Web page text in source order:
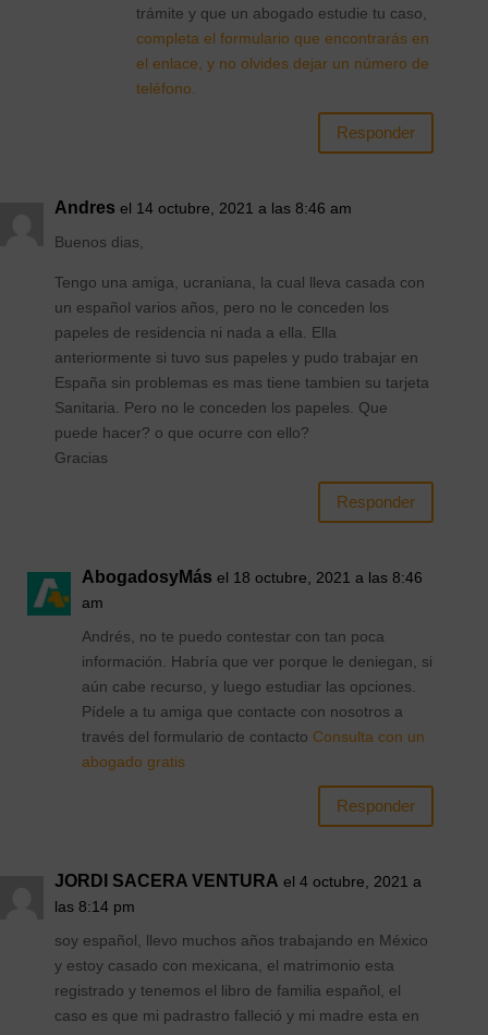
trámite y que un abogado estudie tu caso,
completa el formulario que encontrarás en
el enlace, y no olvides dejar un número de
teléfono.
Responder
Andres el 14 octubre, 2021 a las 8:46 am
Buenos dias,
Tengo una amiga, ucraniana, la cual lleva casada con
un español varios años, pero no le conceden los
papeles de residencia ni nada a ella. Ella
anteriormente si tuvo sus papeles y pudo trabajar en
España sin problemas es mas tiene tambien su tarjeta
Sanitaria. Pero no le conceden los papeles. Que
puede hacer? o que ocurre con ello?
Gracias
Responder
AbogadosyMás el 18 octubre, 2021 a las 8:46
am
Andrés, no te puedo contestar con tan poca
información. Habría que ver porque le deniegan, si
aún cabe recurso, y luego estudiar las opciones.
Pídele a tu amiga que contacte con nosotros a
través del formulario de contacto Consulta con un
abogado gratis
Responder
JORDI SACERA VENTURA el 4 octubre, 2021 a
las 8:14 pm
soy español, llevo muchos años trabajando en México
y estoy casado con mexicana, el matrimonio esta
registrado y tenemos el libro de familia español, el
caso es que mi padrastro falleció y mi madre esta en